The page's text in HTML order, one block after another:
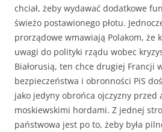
chciał, żeby wydawać dodatkowe
świeżo postawionego płotu.
prorządowe wmawiają Polakom, że
uwagi do polityki rządu wobec
Białorusią, ten chce drugiej Francji
bezpieczeństwa i obronności PiS
jako jedyny obrońca ojczyzny przed
moskiewskimi hordami. Z jednej
państwowa jest po to, żeby była